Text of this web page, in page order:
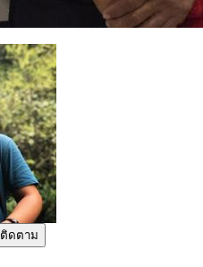
ติดตาม